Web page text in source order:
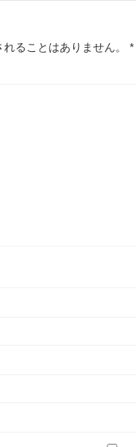
ることはありません。 *